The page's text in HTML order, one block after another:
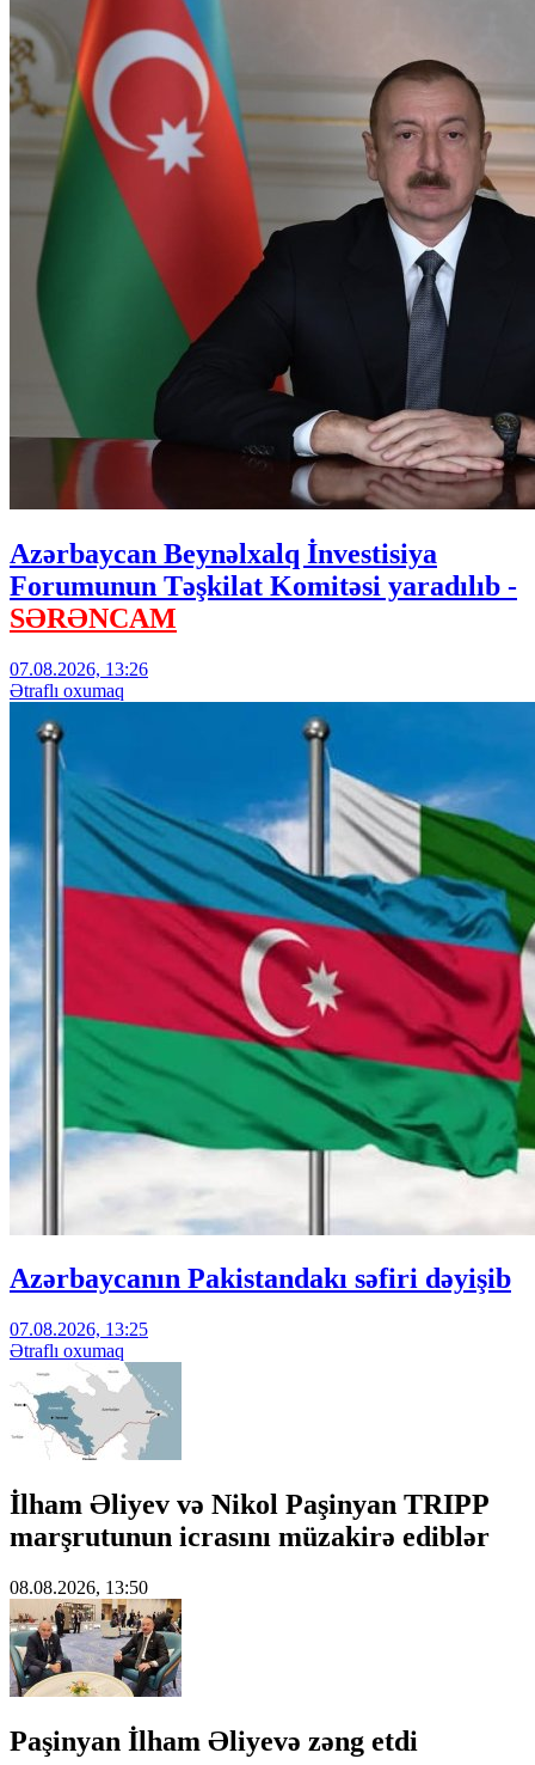
Azərbaycan Beynəlxalq İnvestisiya
Forumunun Təşkilat Komitəsi yaradılıb -
SƏRƏNCAM
07.08.2026, 13:26
Ətraflı oxumaq
Azərbaycanın Pakistandakı səfiri dəyişib
07.08.2026, 13:25
Ətraflı oxumaq
İlham Əliyev və Nikol Paşinyan TRIPP
marşrutunun icrasını müzakirə ediblər
08.08.2026, 13:50
Paşinyan İlham Əliyevə zəng etdi